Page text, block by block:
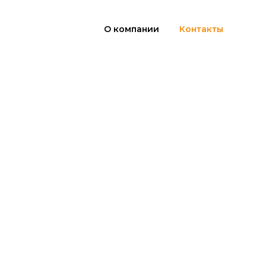
О компании Контакты